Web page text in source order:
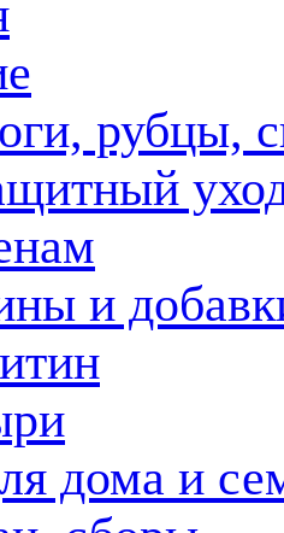
рубцы,
и
дома и